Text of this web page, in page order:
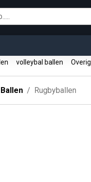
volleybal ballen Overig
Ballen Rugbyballen